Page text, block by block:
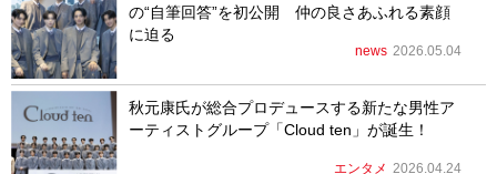
の“自筆回答”を初公開 仲の良さあふれる素顔
に迫る
news 2026.05.04
秋元康氏が総合プロデュースする新たな男性ア
ーティストグループ「Cloud ten」が誕生！
エンタメ 2026.04.24